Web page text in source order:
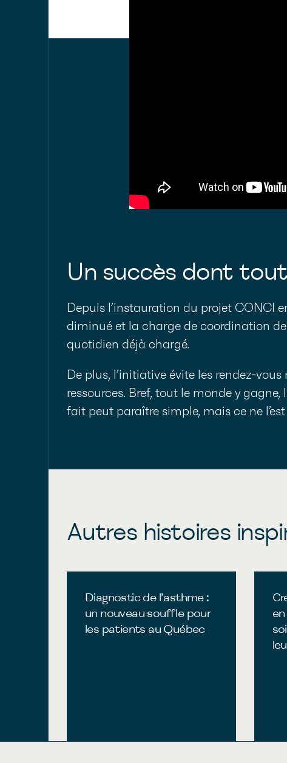
Un succès dont
Depuis l’instauration du projet CONCI
diminué et la charge de coordination
quotidien déjà chargé.
De plus, l’initiative évite les rendez-
ressources. Bref, tout le monde y
fait peut paraître simple, mais ce ne
Autres histoires
Diagnostic de l’asthme :
un nouveau souffle pour
les patients au Québec